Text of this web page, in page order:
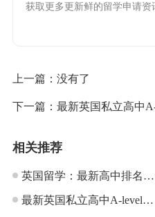
获取更多更新鲜的留学申请资
上一篇：没有了
下一篇： 最新英国私立高中
相关推荐
英国留学：最新高中排名公
布
最新英国私立高中A-level排